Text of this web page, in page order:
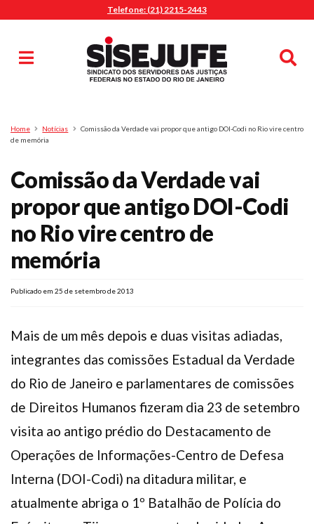
Telefone: (21) 2215-2443
Pesquisa
Home Notícias
Comissão da Verdade vai propor que antigo DOI-Codi no Rio vire centro
de memória
Comissão da Verdade vai
propor que antigo DOI-Codi
no Rio vire centro de
memória
Publicado em 25 de setembro de 2013
Mais de um mês depois e duas visitas adiadas,
integrantes das comissões Estadual da Verdade
do Rio de Janeiro e parlamentares de comissões
de Direitos Humanos fizeram dia 23 de setembro
visita ao antigo prédio do Destacamento de
Operações de Informações-Centro de Defesa
Interna (DOI-Codi) na ditadura militar, e
atualmente abriga o 1º Batalhão de Polícia do
MENU
Sindicalize-se
Jurídico
O Sindicato
Agenda
Casa do Alto
Sede Campestre
Nossos Convênios
Gympass Wellhub
Plano de Saúde
Pós-graduação